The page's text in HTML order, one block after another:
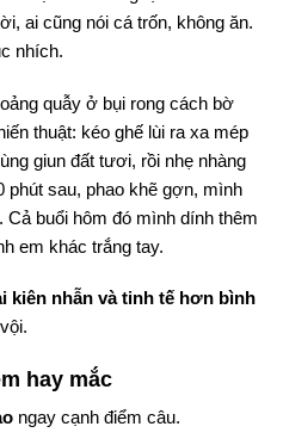
ai cũng nói cá trốn, không ăn.
nhích.
quẫy ở bụi rong cách bờ
thuật: kéo ghế lùi ra xa mép
giun đất tươi, rồi nhẹ nhàng
phút sau, phao khẽ gợn, mình
buổi hôm đó mình dính thêm
em khác trắng tay.
kiên nhẫn và tinh tế hơn bình
hay mắc
ngay cạnh điểm câu.